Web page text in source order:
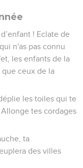
! Eclate de
n'as pas connu
les enfants de la
ceux de la
les toiles qui te
tes cordages
ta
des villes